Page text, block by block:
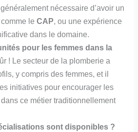
nécessaire d’avoir un
comme leCAP, ou une expérience
dans le domaine.
pour les femmes dans la
! Le secteur de la plomberie a
y compris des femmes, et il
initiatives pour encourager les
ce métier traditionnellement
sont disponibles ?